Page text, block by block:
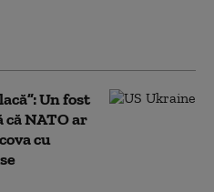
Un fost
că NATO ar
cu